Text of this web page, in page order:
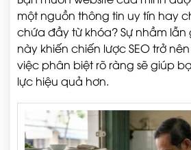
một nguồn thông tin uy tín hay
chứa đầy từ khóa? Sự nhầm lẫn
này khiến chiến lược SEO trở
việc phân biệt rõ ràng sẽ giúp
lực hiệu quả hơn.